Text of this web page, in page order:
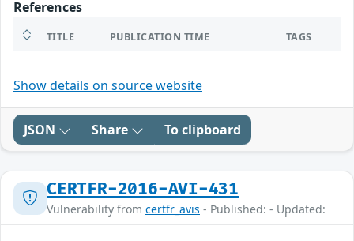
References
TITLE PUBLICATION TIME TAGS
Show details on source website
JSON Share To clipboard
CERTFR-2016-AVI-431
Vulnerability from certfr_avis - Published: - Updated: